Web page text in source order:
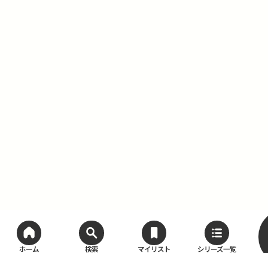
ホーム 検索 マイリスト シリーズ一覧